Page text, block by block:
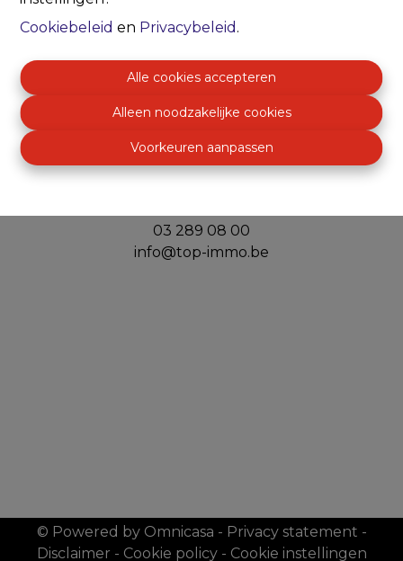
Cookiebeleid en Privacybeleid .
Alle cookies accepteren
Alleen noodzakelijke cookies
Voorkeuren aanpassen
Top Immo
Handelslei 156
03 289 08 00
info@top-immo.be
© Powered by Omnicasa - Privacy statement -
Disclaimer - Cookie policy- Cookie instellingen